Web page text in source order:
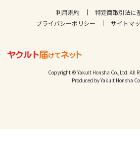
利用規約
特定商取引法に
プライバシーポリシー
サイトマ
Copyright © Yakult Honsha Co.,Ltd. All
Produced by Yakult Honsha